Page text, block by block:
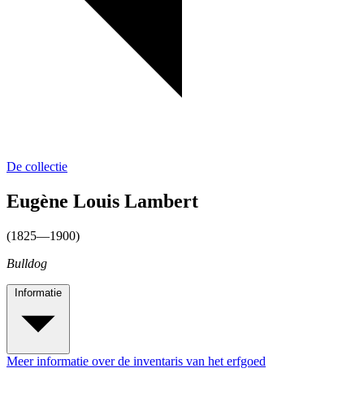
De collectie
Eugène Louis Lambert
(1825—1900)
Bulldog
Informatie
Meer informatie over de inventaris van het erfgoed